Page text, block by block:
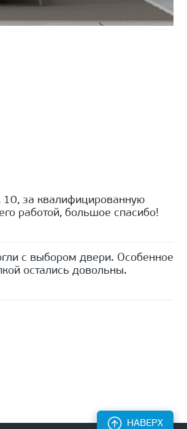
за квалифицированную
работой, большое спасибо!
с выбором двери. Особенное
остались довольны.
НАВЕРХ